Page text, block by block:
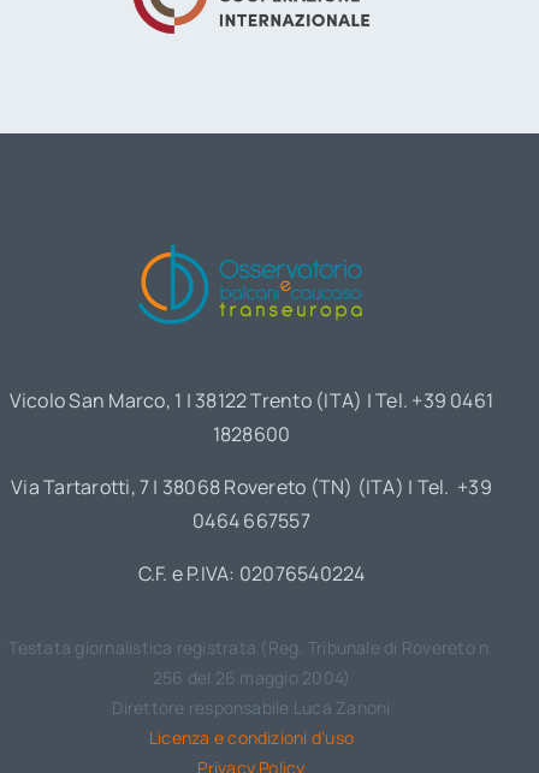
Vicolo San Marco, 1 | 38122 Trento (ITA) | Tel. +39 0461
1828600
Via Tartarotti, 7 | 38068 Rovereto (TN) (ITA) | Tel. +39
0464 667557
C.F. e P.IVA: 02076540224
Testata giornalistica registrata (Reg. Tribunale di Rovereto n.
256 del 26 maggio 2004)
Direttore responsabile Luca Zanoni
Licenza e condizioni d’uso
Privacy Policy